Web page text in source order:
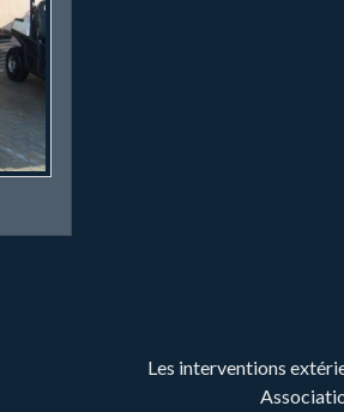
Les interventions